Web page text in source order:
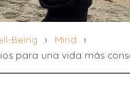
Being › Mind
›
para una vida más